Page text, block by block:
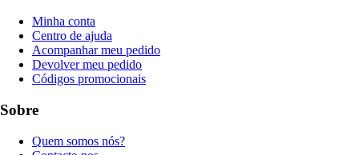
Minha conta
Centro de ajuda
Acompanhar meu pedido
Devolver meu pedido
Códigos promocionais
Sobre
Quem somos nós?